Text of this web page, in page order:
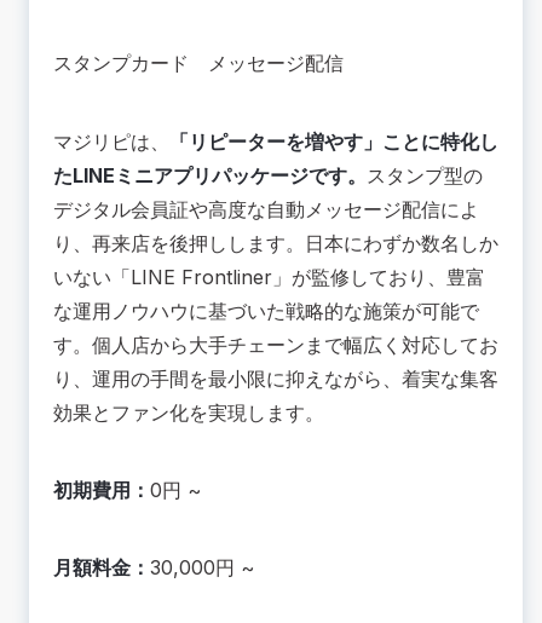
スタンプカード メッセージ配信
マジリピは、
「リピーターを増やす」ことに特化し
たLINEミニアプリパッケージです。 スタンプ型の
デジタル会員証や高度な自動メッセージ配信によ
り、再来店を後押しします。日本にわずか数名しか
いない「LINE Frontliner」が監修しており、豊富
な運用ノウハウに基づいた戦略的な施策が可能で
す。 個人店から大手チェーンまで幅広く対応してお
り、運用の手間を最小限に抑えながら、着実な集客
効果とファン化を実現します。
初期費用： 0円 ~
月額料金： 30,000円 ~